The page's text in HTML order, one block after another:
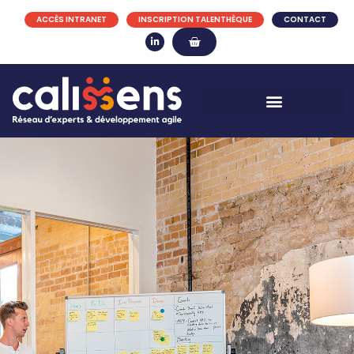
ACCÈS INTRANET INSCRIPTION TALENTHÈQUE CONTACT